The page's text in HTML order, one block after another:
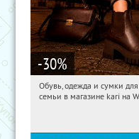
-30%
15:27:08
Обувь, одежда и сумки
семьи в магазине kari на